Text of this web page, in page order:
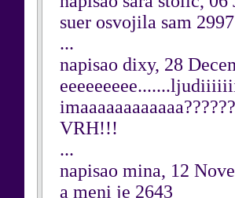
suer osvojila sam
...
napisao dixy, 28
VRH!!!
...
napisao mina, 12
a meni je 2643